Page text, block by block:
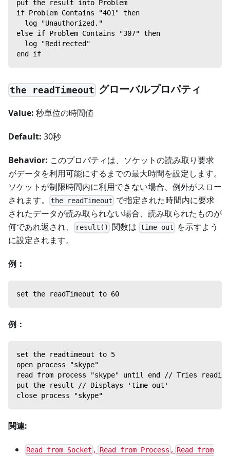
put the result into Problem
if Problem Contains "401" then
  log "Unauthorized."
else if Problem Contains "307" then
  log "Redirected"
end if
the readTimeout グローバルプロパティ
Value: 秒単位の時間値
Default: 30秒
Behavior: このプロパティは、ソケットの読み取り要求
がデータを利用可能にするまでの最大時間を設定します。
ソケットが制限時間内に利用できない場合、例外がスロー
されます。
the readTimeout で指定された時間内に要求
されたデータが読み取られない場合、読み取られたものが
何であれ返され、
result() 関数は time out を示すよう
に設定されます。
例：
set the readTimeout to 60
例：
set the readtimeout to 5
open process "skype"
read from process "skype" until end // Tries
put the result // Displays 'time out'
close process "skype"
関連:
Read from Socket , Read from Process , Read from